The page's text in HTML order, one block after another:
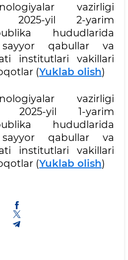
vazirligi
2025-yil 2-yarim
hududlarida
sayyor qabullar va
institutlari vakillari
(Yuklab olish)
vazirligi
2025-yil 1-yarim
hududlarida
sayyor qabullar va
institutlari vakillari
(Yuklab olish)